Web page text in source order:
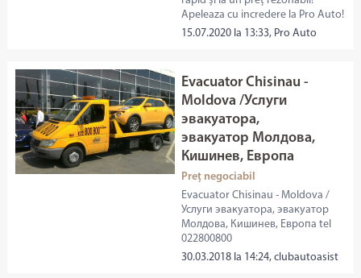
Apeleaza cu incredere la Pro Auto!
15.07.2020 la 13:33, Pro Auto
Evacuator Chisinau -
Moldova /Услуги
эвакуатора,
эвакуатор Молдова,
Кишинев, Европа
Preț negociabil
Evacuator Chisinau - Moldova /
Услуги эвакуатора, эвакуатор
Молдова, Кишинев, Европа tel
022800800
30.03.2018 la 14:24, clubautoasist